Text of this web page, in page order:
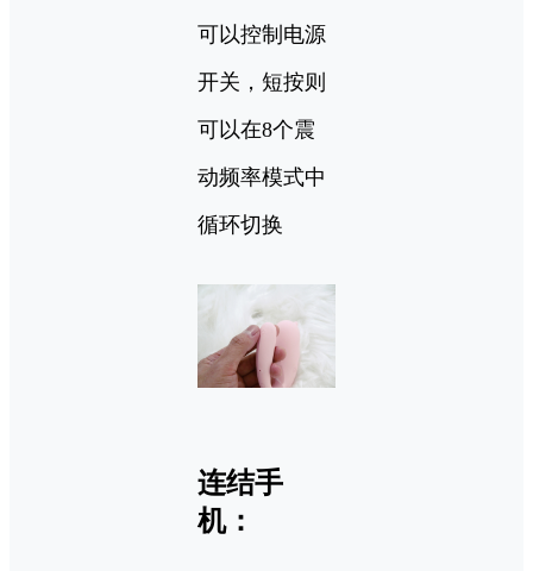
可以控制电源
开关，短按则
可以在8个震
动频率模式中
循环切换
连结手
机：